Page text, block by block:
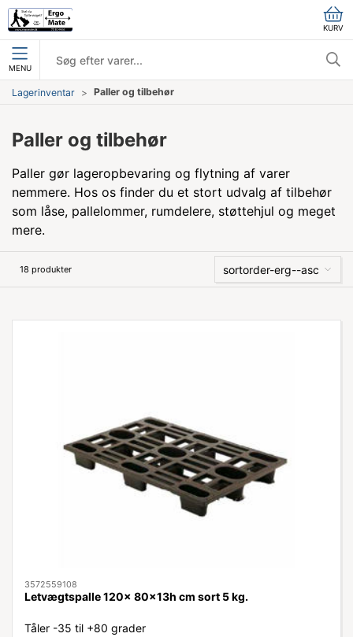
KURV
MENU
Lagerinventar Paller og tilbehør
Paller og tilbehør
Paller gør lageropbevaring og flytning af varer
nemmere. Hos os finder du et stort udvalg af tilbehør
som låse, pallelommer, rumdelere, støttehjul og meget
mere.
18 produkter sortorder-erg--asc
3572559108
Letvægtspalle 120x 80x13h cm sort 5 kg.
Tåler -35 til +80 grader